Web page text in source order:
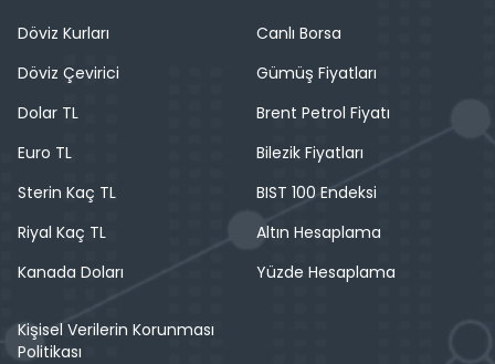
Döviz Kurları
Döviz Çevirici
Dolar TL
Euro TL
Sterin Kaç TL
Riyal Kaç TL
Kanada Doları
Canlı Borsa
Gümüş Fiyatları
Brent Petrol Fiyatı
Bilezik Fiyatları
BIST 100 Endeksi
Altın Hesaplama
Yüzde Hesaplama
Kişisel Verilerin Korunması
Politikası